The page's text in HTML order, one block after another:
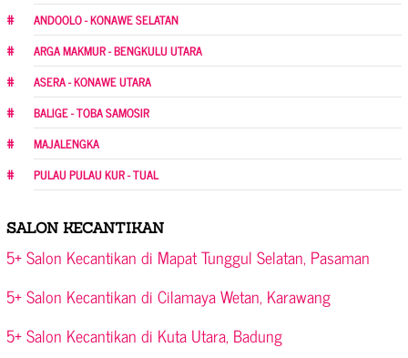
ANDOOLO - KONAWE SELATAN
ARGA MAKMUR - BENGKULU UTARA
ASERA - KONAWE UTARA
BALIGE - TOBA SAMOSIR
MAJALENGKA
PULAU PULAU KUR - TUAL
SALON KECANTIKAN
5+ Salon Kecantikan di Mapat Tunggul Selatan, Pasaman
5+ Salon Kecantikan di Cilamaya Wetan, Karawang
5+ Salon Kecantikan di Kuta Utara, Badung